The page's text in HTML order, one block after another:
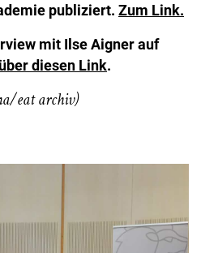
publiziert. Zum Link.
mit Ilse Aigner auf
über diesen Link.
eat archiv)